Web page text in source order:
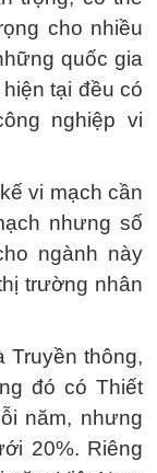
cho nhiều
quốc gia
tại đều có
nghiệp vi
vi mạch cần
nhưng số
ngành này
trường nhân
Truyền thông,
đó có Thiết
năm, nhưng
20%. Riêng